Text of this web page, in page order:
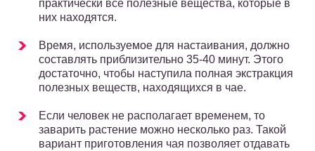
практически все полезные вещества, которые в
них находятся.
Время, используемое для настаивания, должно
составлять приблизительно 35-40 минут. Этого
достаточно, чтобы наступила полная экстракция
полезных веществ, находящихся в чае.
Если человек не располагает временем, то
заварить растение можно несколько раз. Такой
вариант приготовления чая позволяет отдавать